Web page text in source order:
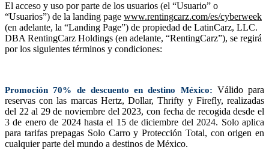
El acceso y uso por parte de los usuarios (el “Usuario” o
“Usuarios”) de la landing page www.rentingcarz.com/es/cyberweek
(en adelante, la “Landing Page”) de propiedad de LatinCarz, LLC.
DBA RentingCarz Holdings (en adelante, “RentingCarz”), se regirá
por los siguientes términos y condiciones:
Promoción 70% de descuento en destino México: Válido para
reservas con las marcas Hertz, Dollar, Thrifty y Firefly, realizadas
del 22 al 29 de noviembre del 2023, con fecha de recogida desde el
3 de enero de 2024 hasta el 15 de diciembre del 2024. Solo aplica
para tarifas prepagas Solo Carro y Protección Total, con origen en
cualquier parte del mundo a destinos de México.